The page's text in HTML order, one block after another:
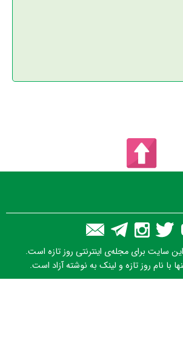
سایت برای مجله‌ی اینترنتی روز تازه است.
با نام روز تازه و لینک به نوشته آزاد است.